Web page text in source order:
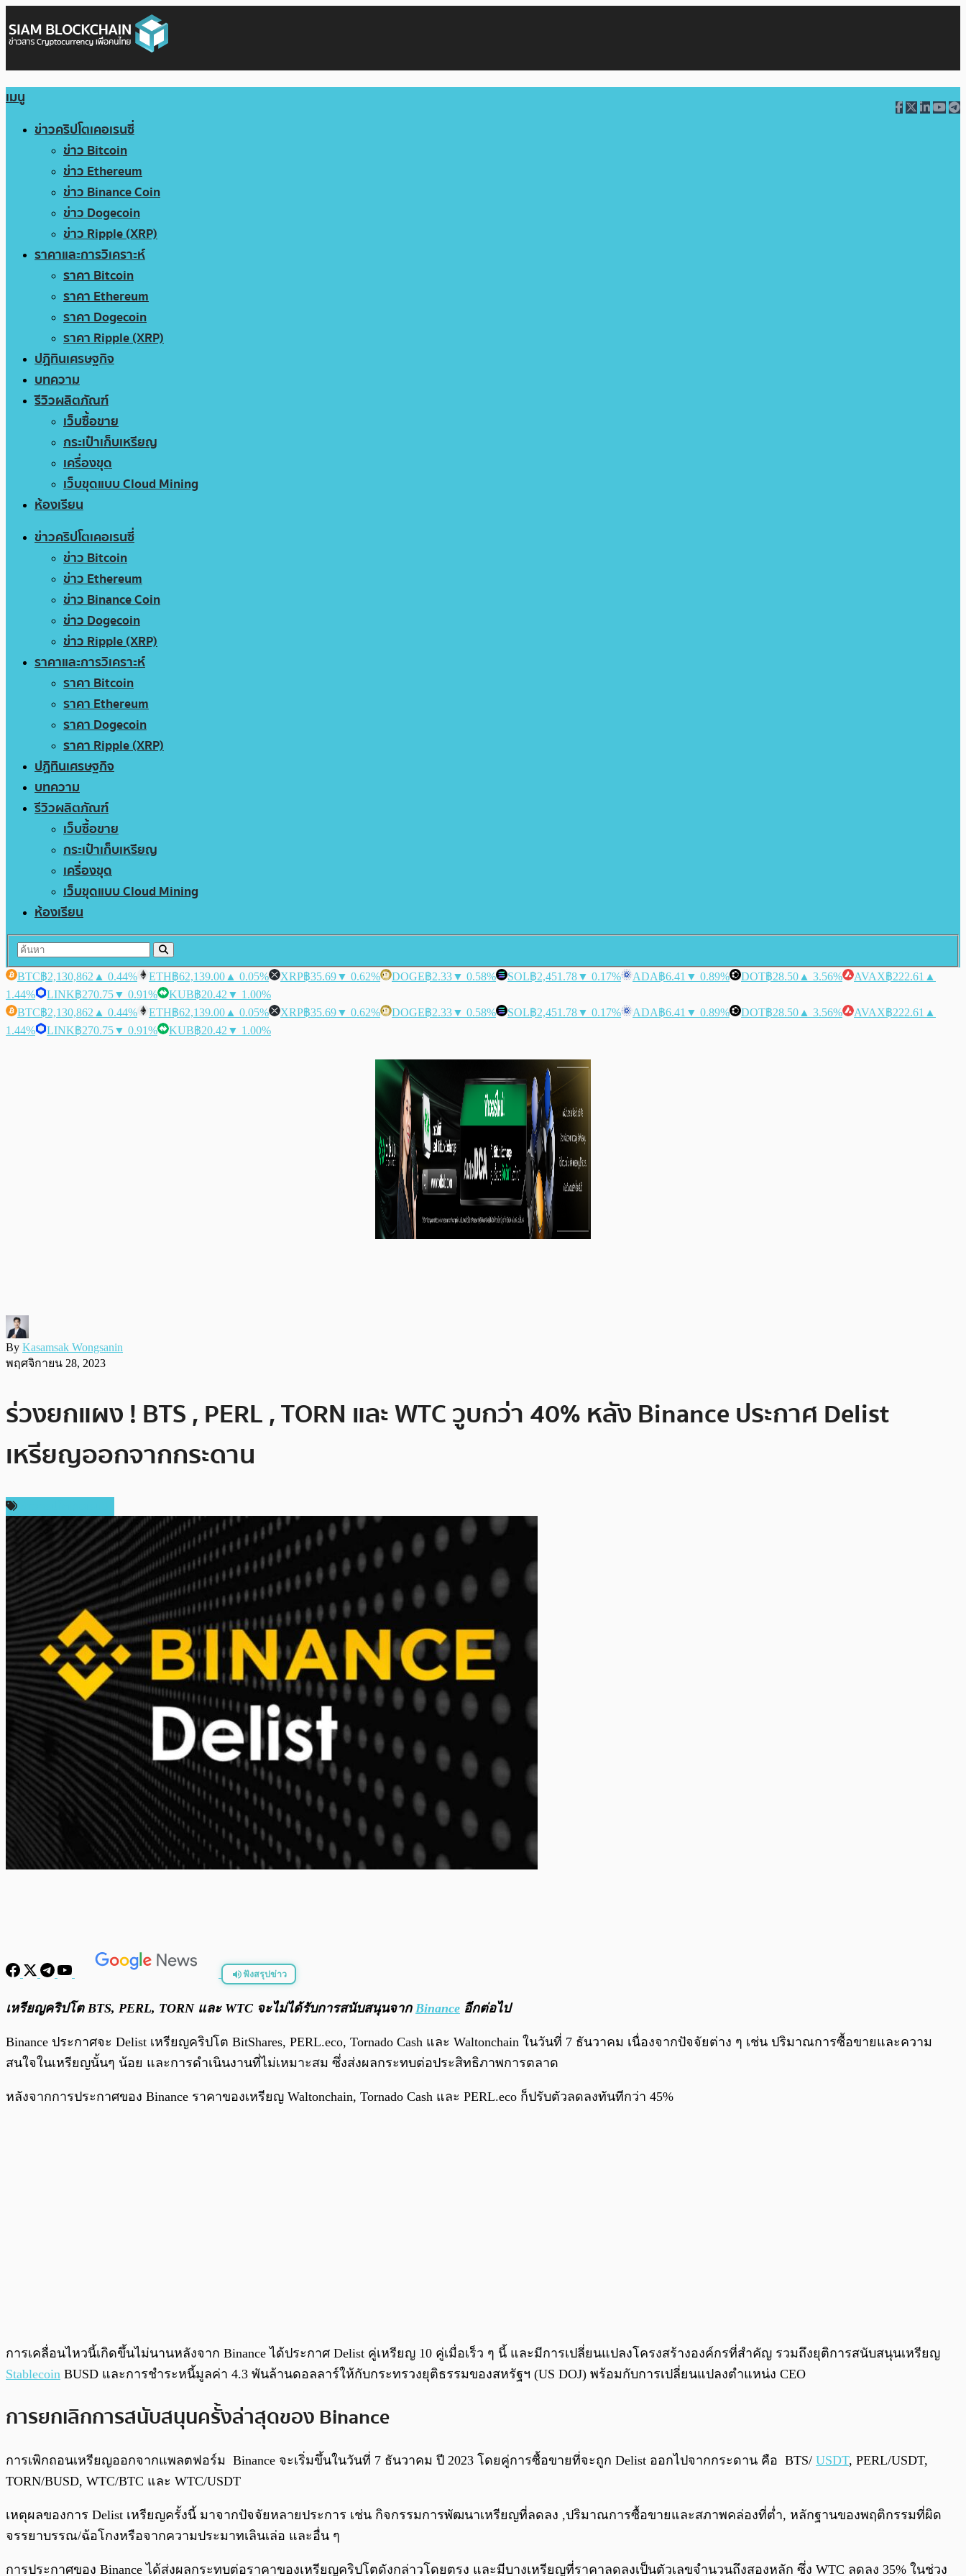
เมนู
ข่าวคริปโตเคอเรนซี่
ข่าว Bitcoin
ข่าว Ethereum
ข่าว Binance Coin
ข่าว Dogecoin
ข่าว Ripple (XRP)
ราคาและการวิเคราะห์
ราคา Bitcoin
ราคา Ethereum
ราคา Dogecoin
ราคา Ripple (XRP)
ปฏิทินเศรษฐกิจ
บทความ
รีวิวผลิตภัณฑ์
เว็บซื้อขาย
กระเป๋าเก็บเหรียญ
เครื่องขุด
เว็บขุดแบบ Cloud Mining
ห้องเรียน
ข่าวคริปโตเคอเรนซี่
ข่าว Bitcoin
ข่าว Ethereum
ข่าว Binance Coin
ข่าว Dogecoin
ข่าว Ripple (XRP)
ราคาและการวิเคราะห์
ราคา Bitcoin
ราคา Ethereum
ราคา Dogecoin
ราคา Ripple (XRP)
ปฏิทินเศรษฐกิจ
บทความ
รีวิวผลิตภัณฑ์
เว็บซื้อขาย
กระเป๋าเก็บเหรียญ
เครื่องขุด
เว็บขุดแบบ Cloud Mining
ห้องเรียน
BTC฿2,130,862 ▲ 0.44% ETH฿62,139.00 ▲ 0.05% XRP฿35.69▼ 0.62% DOGE฿2.33▼ 0.58% SOL฿2,451.78▼ 0.17% ADA฿6.41 ▼ 0.89% DOT฿28.50 ▲ 3.56% AVAX฿222.61 ▲
1.44%
LINK฿270.75▼ 0.91% KUB฿20.42 ▼ 1.00%
BTC฿2,130,862 ▲ 0.44% ETH฿62,139.00 ▲ 0.05% XRP฿35.69▼ 0.62% DOGE฿2.33▼ 0.58% SOL฿2,451.78▼ 0.17% ADA฿6.41 ▼ 0.89% DOT฿28.50 ▲ 3.56% AVAX฿222.61 ▲
1.44%
LINK฿270.75▼ 0.91% KUB฿20.42 ▼ 1.00%
By Kasamsak Wongsanin
พฤศจิกายน 28, 2023
ร่วงยกแผง ! BTS , PERL , TORN และ WTC วูบกว่า 40% หลัง Binance ประกาศ Delist
เหรียญออกจากกระดาน
ฟังสรุปข่าว
พร้อมเล่น
เหรียญคริปโต BTS, PERL, TORN และ WTC จะไม่ได้รับการสนับสนุนจาก Binance อีกต่อไป
Binance ประกาศจะ Delist เหรียญคริปโต BitShares, PERL.eco, Tornado Cash และ Waltonchain ในวันที่ 7 ธันวาคม เนื่องจากปัจจัยต่าง ๆ เช่น ปริมาณการซื้อขายและความ
สนใจในเหรียญนั้นๆ น้อย และการดำเนินงานที่ไม่เหมาะสม ซึ่งส่งผลกระทบต่อประสิทธิภาพการตลาด
หลังจากการประกาศของ Binance ราคาของเหรียญ Waltonchain, Tornado Cash และ PERL.eco ก็ปรับตัวลดลงทันทีกว่า 45%
การเคลื่อนไหวนี้เกิดขึ้นไม่นานหลังจาก Binance ได้ประกาศ Delist คู่เหรียญ 10 คู่เมื่อเร็ว ๆ นี้ และมีการเปลี่ยนแปลงโครงสร้างองค์กรที่สำคัญ รวมถึงยุติการสนับสนุนเหรียญ
Stablecoin BUSD และการชำระหนี้มูลค่า 4.3 พันล้านดอลลาร์ให้กับกระทรวงยุติธรรมของสหรัฐฯ (US DOJ) พร้อมกับการเปลี่ยนแปลงตำแหน่ง CEO
การยกเลิกการสนับสนุนครั้งล่าสุดของ Binance
การเพิกถอนเหรียญออกจากแพลตฟอร์ม Binance จะเริ่มขึ้นในวันที่ 7 ธันวาคม ปี 2023 โดยคู่การซื้อขายที่จะถูก Delist ออกไปจากกระดาน คือ BTS/ USDT, PERL/USDT,
TORN/BUSD, WTC/BTC และ WTC/USDT
เหตุผลของการ Delist เหรียญครั้งนี้ มาจากปัจจัยหลายประการ เช่น กิจกรรมการพัฒนาเหรียญที่ลดลง ,ปริมาณการซื้อขายและสภาพคล่องที่ต่ำ, หลักฐานของพฤติกรรมที่ผิด
จรรยาบรรณ/ฉ้อโกงหรือจากความประมาทเลินเล่อ และอื่น ๆ
การประกาศของ Binance ได้ส่งผลกระทบต่อราคาของเหรียญคริปโตดังกล่าวโดยตรง และมีบางเหรียญที่ราคาลดลงเป็นตัวเลขจำนวนถึงสองหลัก ซึ่ง WTC ลดลง 35% ในช่วง